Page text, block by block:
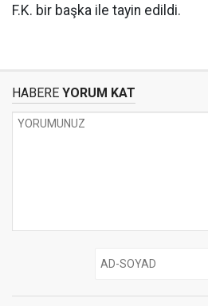
F.K. bir başka ile tayin edildi.
HABERE YORUM KAT